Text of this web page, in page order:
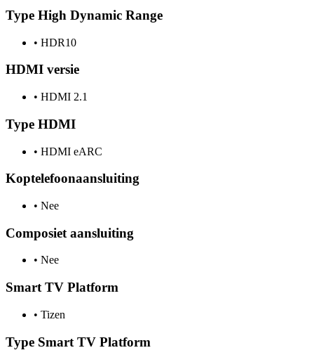
Type High Dynamic Range
• HDR10
HDMI versie
• HDMI 2.1
Type HDMI
• HDMI eARC
Koptelefoonaansluiting
• Nee
Composiet aansluiting
• Nee
Smart TV Platform
• Tizen
Type Smart TV Platform